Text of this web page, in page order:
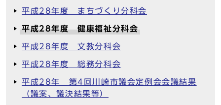
平成28年度 まちづくり分科会
平成28年度 健康福祉分科会
平成28年度 文教分科会
平成28年度 総務分科会
平成28年 第4回川崎市議会定例会会議結果
（議案、議決結果等）